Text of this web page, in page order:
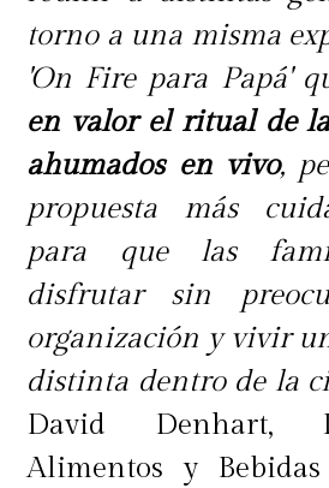
torno a una misma
'On Fire para Papá'
en valor el ritual de
ahumados en vivo,
propuesta más
para que las
disfrutar sin
organización y vivir
distinta dentro de la
David Denhart,
Alimentos y